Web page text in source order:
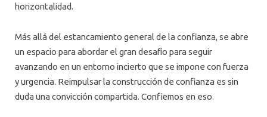
horizontalidad.
Más allá del estancamiento general de la confianza, se abre
un espacio para abordar el gran desafío para seguir
avanzando en un entorno incierto que se impone con fuerza
y urgencia. Reimpulsar la construcción de confianza es sin
duda una convicción compartida. Confiemos en eso.